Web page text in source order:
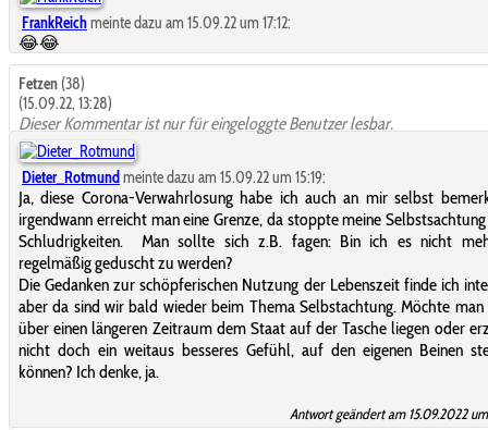
FrankReichmeinte dazu am 15.09.22 um 17:12:
😂😂
Fetzen (38)
(15.09.22, 13:28)
Dieser Kommentar ist nur für eingeloggte Benutzer lesbar.
Dieter_Rotmund meinte dazu am 15.09.22 um 15:19:
Ja, diese Corona-Verwahrlosung habe ich auch an mir selbst
irgendwann erreicht man eine Grenze, da stoppte meine
Schludrigkeiten. Man sollte sich z.B. fagen: Bin ich es nicht
regelmäßig geduscht zu werden?
Die Gedanken zur schöpferischen Nutzung der Lebenszeit finde ich
aber da sind wir bald wieder beim Thema Selbstachtung. Möchte
über einen längeren Zeitraum dem Staat auf der Tasche liegen oder
nicht doch ein weitaus besseres Gefühl, auf den eigenen Beinen
können? Ich denke, ja.
Antwort geändert am 15.09.2022 um